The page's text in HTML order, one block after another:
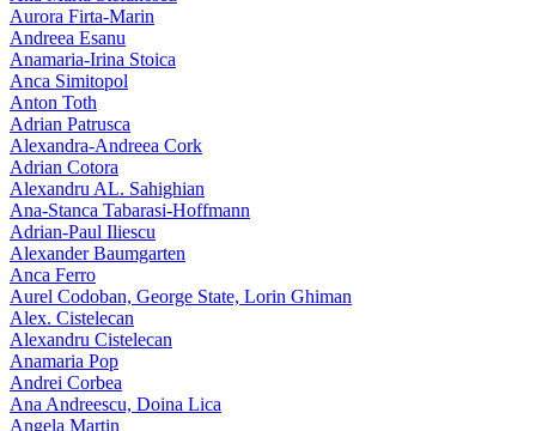
Aurora Firta-Marin
Andreea Esanu
Anamaria-Irina Stoica
Anca Simitopol
Anton Toth
Adrian Patrusca
Alexandra-Andreea Cork
Adrian Cotora
Alexandru AL. Sahighian
Ana-Stanca Tabarasi-Hoffmann
Adrian-Paul Iliescu
Alexander Baumgarten
Anca Ferro
Aurel Codoban, George State, Lorin Ghiman
Alex. Cistelecan
Alexandru Cistelecan
Anamaria Pop
Andrei Corbea
Ana Andreescu, Doina Lica
Angela Martin